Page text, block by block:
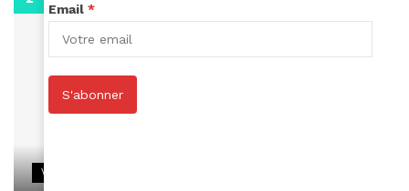
VIDEOS
Email *
S'abonner